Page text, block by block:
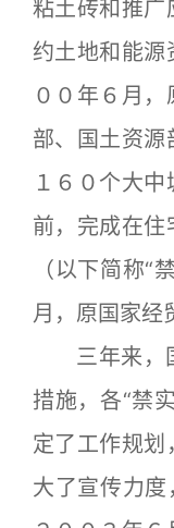
粘土砖和推广
约土地和能源
００年６月
部、国土资源
１６０个大
前，完成在
（以下简称“
月，原国家经
三年来，国
措施，各“禁
定了工作规划
大了宣传力度